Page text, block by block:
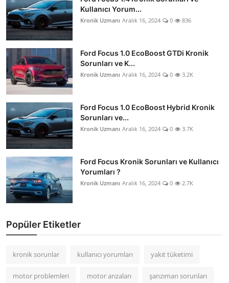
Kullanıcı Yorum...
Kronik Uzmanı Aralık 16, 2024 0 836
Ford Focus 1.0 EcoBoost GTDi Kronik
Sorunları ve K...
Kronik Uzmanı Aralık 16, 2024 0 3.2K
Ford Focus 1.0 EcoBoost Hybrid Kronik
Sorunları ve...
Kronik Uzmanı Aralık 16, 2024 0 3.7K
Ford Focus Kronik Sorunları ve Kullanıcı
Yorumları ?
Kronik Uzmanı Aralık 16, 2024 0 2.7K
Popüler Etiketler
kronik sorunlar kullanıcı yorumları yakıt tüketimi
motor problemleri motor arızaları şanzıman sorunları